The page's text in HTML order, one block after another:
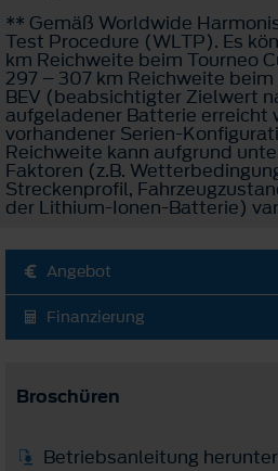
** Gemäß Worldwide
Test Procedure (WLTP). Es
km Reichweite beim Tourneo
297 – 307 km Reichweite
BEV (beabsichtigter Zielwert
aufgeladener Batterie erreicht
vorhandener Serien-
Reichweite kann aufgrund
Faktoren (z.B.
Streckenprofil,
der Lithium-Ionen-Batterie)
Angebot
Finanzierung
Broschüren
Betriebsanleitung